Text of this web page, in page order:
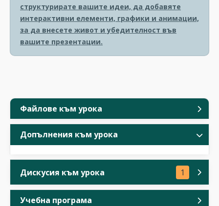
Файлове към урока
Допълнения към урока
Дискусия към урока 1
Учебна програма
структурирате вашите идеи, да добавяте
интерактивни елементи, графики и анимации,
за да внесете живот и убедителност във
вашите презентации.